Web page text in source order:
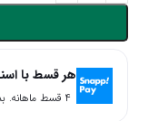
هر قسط با
۴ قسط ماهانه. بدون سود، چک و ضامن.